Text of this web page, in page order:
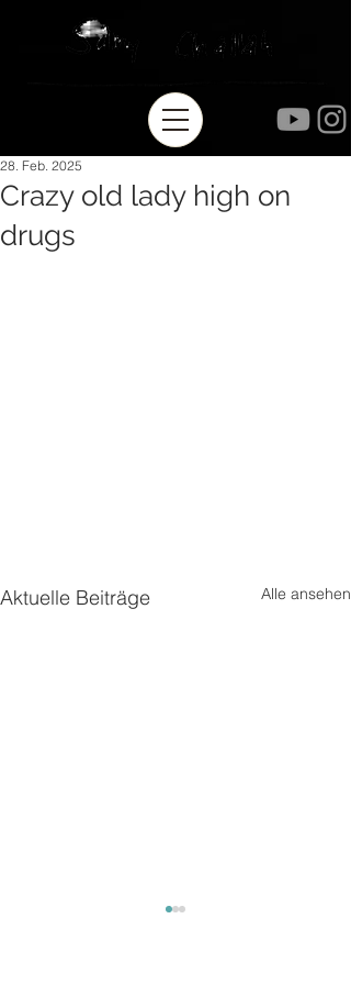
Crazy old lady high on
drugs
28. Feb. 2025
Aktuelle Beiträge Alle ansehen